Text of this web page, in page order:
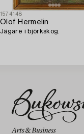
1574148
Olof Hermelin
Jägare i björkskog.